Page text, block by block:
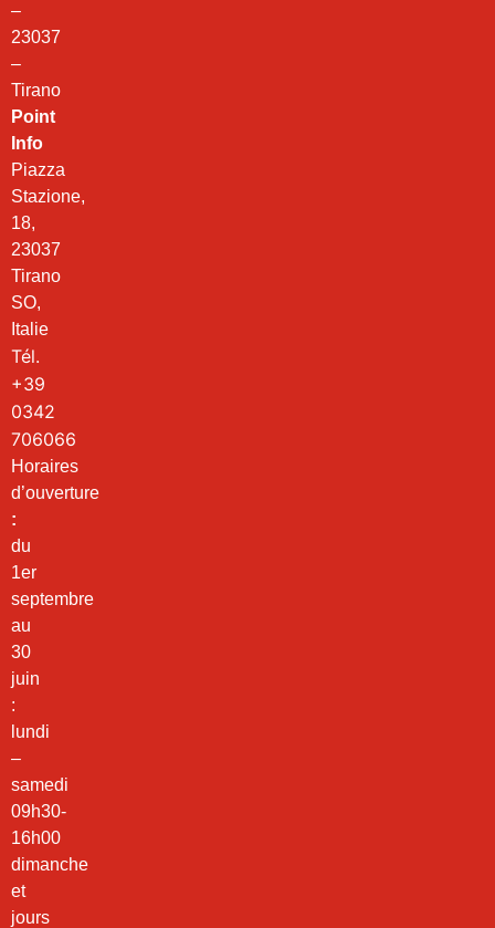
–
23037
–
Tirano
Point
Info
Piazza
Stazione,
18,
23037
Tirano
SO,
Italie
Tél.
+39
0342
706066
Horaires
d’ouverture
:
du
1er
septembre
au
30
juin
:
lundi
–
samedi
09h30-
16h00
dimanche
et
jours